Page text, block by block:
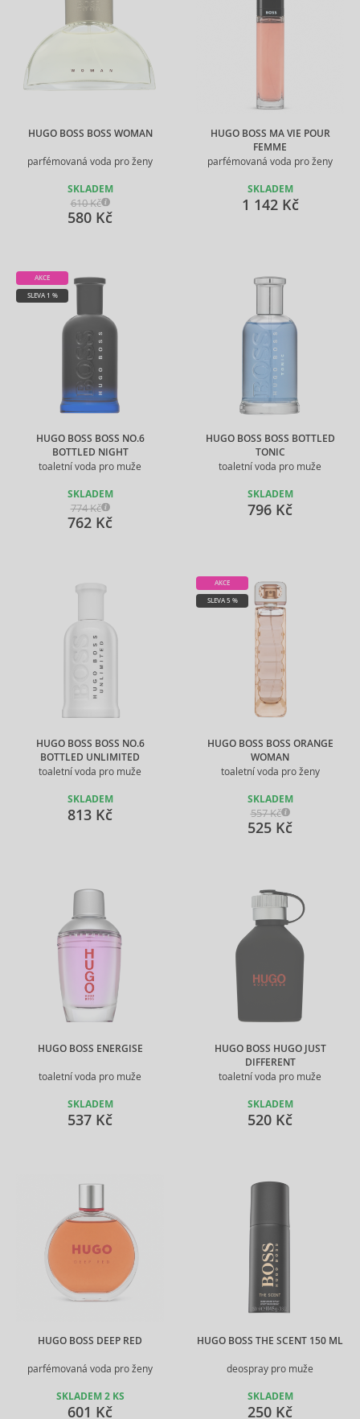
HUGO BOSS BOSS WOMAN
parfémovaná voda pro ženy
SKLADEM
610 Kč
580 Kč
HUGO BOSS MA VIE POUR
FEMME
parfémovaná voda pro ženy
SKLADEM
1 142 Kč
HUGO BOSS BOSS NO.6
BOTTLED NIGHT
toaletní voda pro muže
AKCE
SLEVA 1 %
SKLADEM
774 Kč
762 Kč
HUGO BOSS BOSS BOTTLED
TONIC
toaletní voda pro muže
SKLADEM
796 Kč
HUGO BOSS BOSS NO.6
BOTTLED UNLIMITED
toaletní voda pro muže
SKLADEM
813 Kč
HUGO BOSS BOSS ORANGE
WOMAN
toaletní voda pro ženy
AKCE
SLEVA 5 %
SKLADEM
557 Kč
525 Kč
HUGO BOSS ENERGISE
toaletní voda pro muže
SKLADEM
537 Kč
HUGO BOSS HUGO JUST
DIFFERENT
toaletní voda pro muže
SKLADEM
520 Kč
HUGO BOSS DEEP RED
parfémovaná voda pro ženy
SKLADEM 2 KS
601 Kč
HUGO BOSS THE SCENT 150 ML
deospray pro muže
SKLADEM
250 Kč